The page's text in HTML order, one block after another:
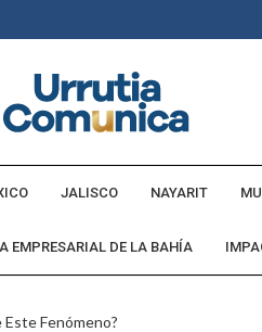
JALISCO NAYARIT
EMPRESARIAL DE LA BAHÍA
Este Fenómeno?